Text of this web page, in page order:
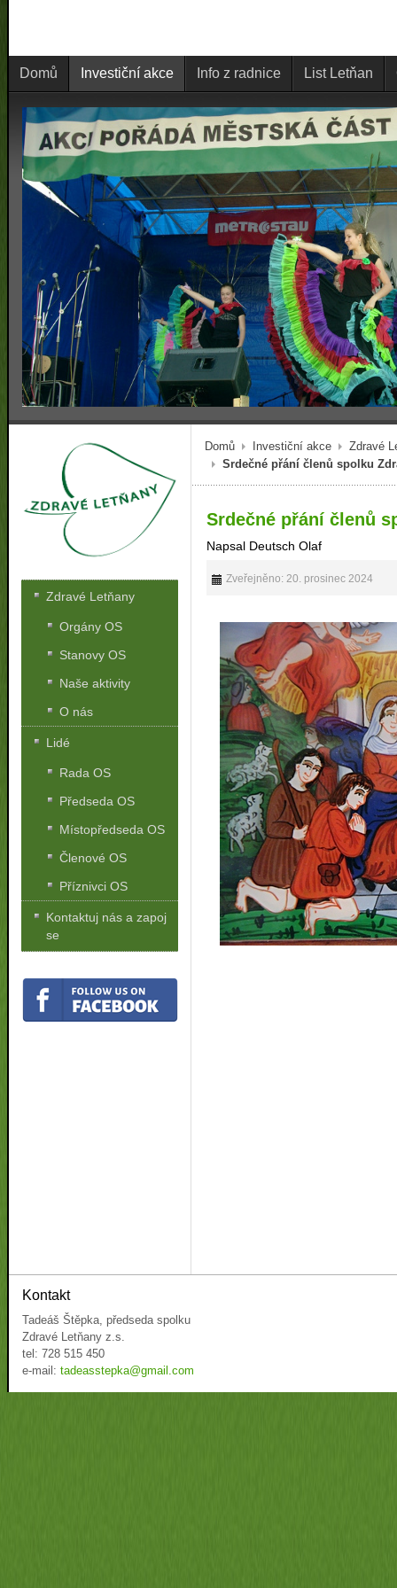
Domů Investiční akce Info z radnice List Letňan
Domů Investiční akce
Zdravé
Srdečné přání členů spolku
Srdečné přání členů
Napsal Deutsch Olaf
Zveřejněno: 20. prosinec 2024
Zdravé Letňany
Orgány OS
Stanovy OS
Naše aktivity
O nás
Lidé
Rada OS
Předseda OS
Místopředseda OS
Členové OS
Příznivci OS
Kontaktuj nás a zapoj
se
Kontakt
Tadeáš Štěpka, předseda spolku
Zdravé Letňany z.s.
tel: 728 515 450
e-mail: tadeasstepka@gmail.com